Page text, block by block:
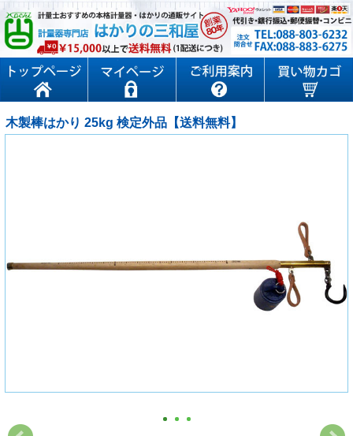
木製棒はかり 25kg 検定外品【送料無料】